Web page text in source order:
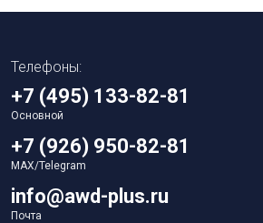
Телефоны:
+7 (495) 133-82-81
Основной
+7 (926) 950-82-81
MAX/Telegram
info@awd-plus.ru
Почта